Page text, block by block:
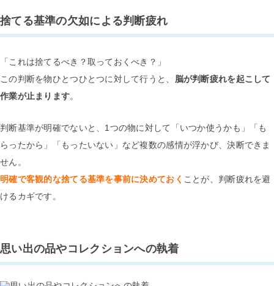
捨てる基準の欠如による判断疲れ
「これは捨てるべき？取っておくべき？」
この判断を物ひとつひとつに対して行うと、 脳が判断疲れを起こして
作業が止まります。
判断基準が明確でないと、1つの物に対して「いつか使うかも」「も
らったから」「もったいない」など複数の感情が浮かび、決断できま
せん。
明確で客観的な捨てる基準を事前に決めておく ことが、判断疲れを避
けるカギです。
思い出の品やコレクションへの執着